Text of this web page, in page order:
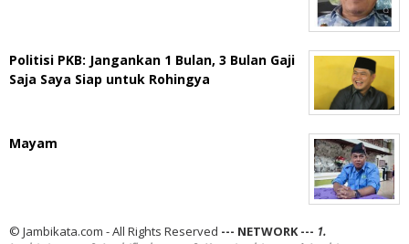
Politisi PKB: Jangankan 1 Bulan, 3 Bulan Gaji
Saja Saya Siap untuk Rohingya
Mayam
© Jambikata.com - All Rights Reserved --- NETWORK --- 1.